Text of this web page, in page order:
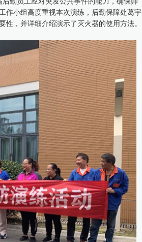
作小组高度重视本次演练，后勤保障处葛宇
，并详细介绍演示了灭火器的使用方法。